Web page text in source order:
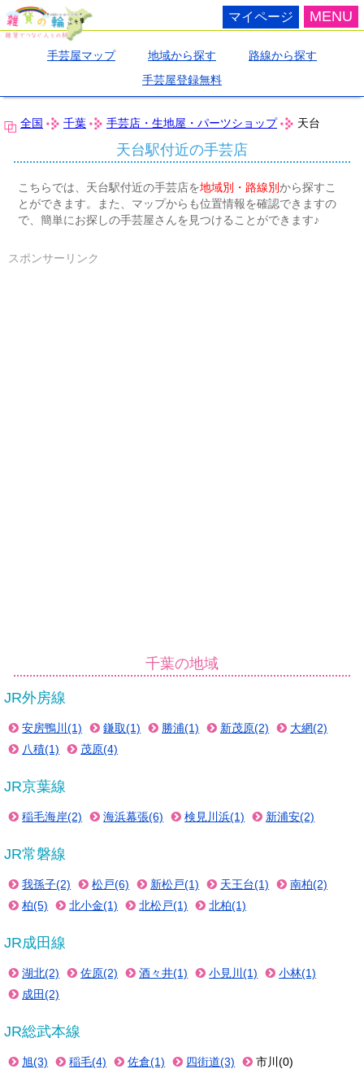
MENU
マイページ
手芸屋マップ 地域から探す
路線から探す
手芸屋登録無料
全国 千葉 手芸店・生地屋・パーツショップ 天台
天台駅付近の手芸店
こちらでは、天台駅付近の手芸店を地域別・路線別から探すこ
とができます。また、マップからも位置情報を確認できますの
で、簡単にお探しの手芸屋さんを見つけることができます♪
スポンサーリンク
千葉の地域
JR外房線
安房鴨川(1) 鎌取(1) 勝浦(1) 新茂原(2)
大網(2)
八積(1)
茂原(4)
JR京葉線
稲毛海岸(2) 海浜幕張(6) 検見川浜(1) 新浦安(2)
JR常磐線
我孫子(2) 松戸(6) 新松戸(1) 天王台(1)
南柏(2)
柏(5)
北小金(1) 北松戸(1) 北柏(1)
JR成田線
湖北(2) 佐原(2) 酒々井(1) 小見川(1)
小林(1)
成田(2)
JR総武本線
旭(3) 稲毛(4) 佐倉(1) 四街道(3)
市川(0)